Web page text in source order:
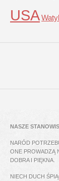
USA
NASZE
NARÓD
ONE PROWADZĄ
DOBRA I PIĘKNA.
NIECH DUCH